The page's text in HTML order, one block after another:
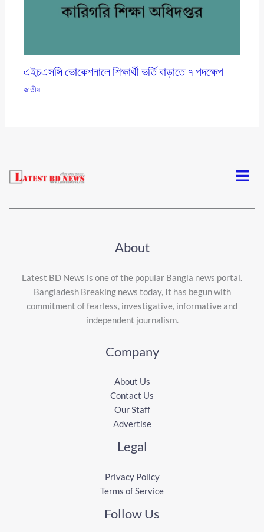
এইচএসসি ভোকেশনালে শিক্ষার্থী ভর্তি বাড়াতে ৭ পদক্ষেপ
জাতীয়
Menu
About
Latest BD News is one of the popular Bangla news portal.
Bangladesh Breaking news today, It has begun with
commitment of fearless, investigative, informative and
independent journalism.
Company
About Us
Contact Us
Our Staff
Advertise
Legal
Privacy Policy
Terms of Service
Follow Us